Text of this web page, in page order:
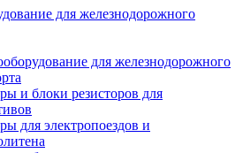
для железнодорожного
для железнодорожного
и блоки резисторов для
для электропоездов и